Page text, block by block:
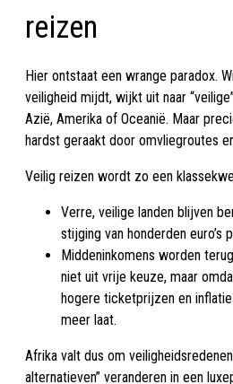
reizen
Hier ontstaat een wrange paradox.
veiligheid mijdt, wijkt uit naar
Azië, Amerika of Oceanië. Maar
hardst geraakt door omvliegroutes
Veilig reizen wordt zo een
Verre, veilige landen blijven
stijging van honderden euro’s
Middeninkomens worden
niet uit vrije keuze, maar
hogere ticketprijzen en
meer laat.
Afrika valt dus om
alternatieven” veranderen in een